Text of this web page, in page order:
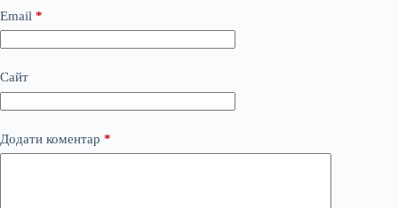
Email *
Сайт
Додати коментар *